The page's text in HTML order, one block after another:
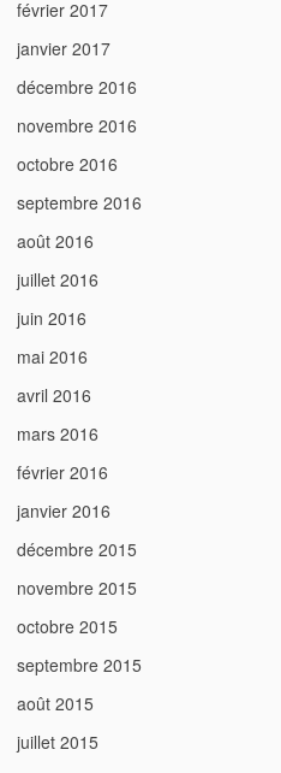
février 2017
janvier 2017
décembre 2016
novembre 2016
octobre 2016
septembre 2016
août 2016
juillet 2016
juin 2016
mai 2016
avril 2016
mars 2016
février 2016
janvier 2016
décembre 2015
novembre 2015
octobre 2015
septembre 2015
août 2015
juillet 2015